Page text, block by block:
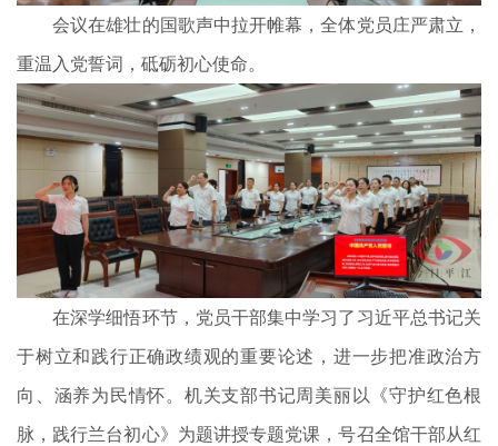
会议在雄壮的国歌声中拉开帷幕，全体党员庄严肃立，
重温入党誓词，砥砺初心使命。
在深学细悟环节，党员干部集中学习了习近平总书记关
于树立和践行正确政绩观的重要论述，进一步把准政治方
向、涵养为民情怀。机关支部书记周美丽以《守护红色根
脉，践行兰台初心》为题讲授专题党课，号召全馆干部从红